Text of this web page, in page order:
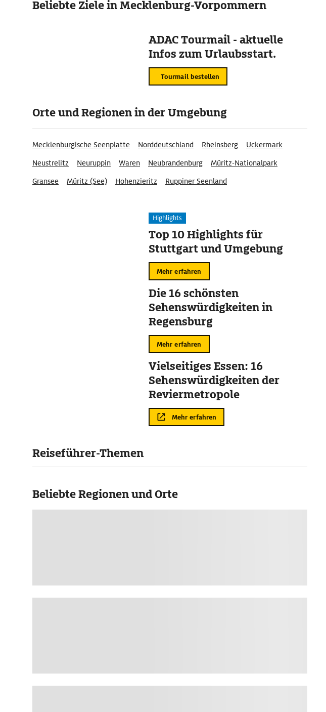
Beliebte Ziele in Mecklenburg-Vorpommern
ADAC Tourmail - aktuelle
Infos zum Urlaubsstart.
Tourmail bestellen
Orte und Regionen in der Umgebung
Mecklenburgische Seenplatte Norddeutschland Rheinsberg
Uckermark
Neustrelitz
Neuruppin Waren Neubrandenburg
Müritz-Nationalpark
Gransee
Müritz (See) Hohenzieritz
Ruppiner Seenland
Highlights
Top 10 Highlights für
Stuttgart und Umgebung
Mehr erfahren
Die 16 schönsten
Sehenswürdigkeiten in
Regensburg
Mehr erfahren
Vielseitiges Essen: 16
Sehenswürdigkeiten der
Reviermetropole
Mehr erfahren
Reiseführer-Themen
Beliebte Regionen und Orte